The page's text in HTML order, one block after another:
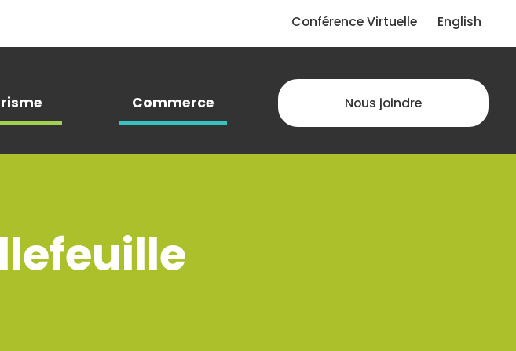
Conférence Virtuelle English
Commerce Nous joindre